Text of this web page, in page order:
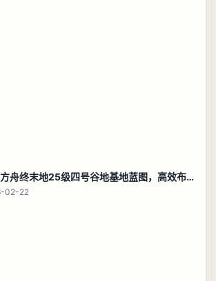
明日方舟终末地25级四号谷地基地蓝图，高效布局规划
02-22